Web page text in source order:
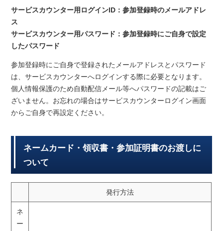
サービスカウンター用ログインID：参加登録時のメールアドレ
ス
サービスカウンター用パスワード：参加登録時にご自身で設定
したパスワード
参加登録時にご自身で登録されたメールアドレスとパスワード
は、サービスカウンターへログインする際に必要となります。
個人情報保護のため自動配信メール等へパスワードの記載はご
ざいません。お忘れの場合はサービスカウンターログイン画面
からご自身で再設定ください。
ネームカード・領収書・参加証明書のお渡しに
ついて
発行方法
ネ
ー